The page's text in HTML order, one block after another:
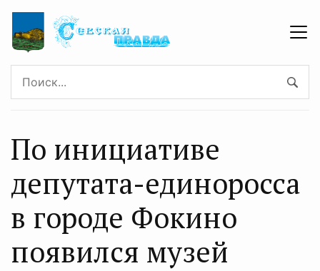
По инициативе
депутата-единоросса
в городе Фокино
появился музей